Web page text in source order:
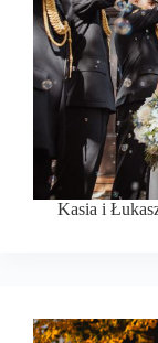
Kasia i